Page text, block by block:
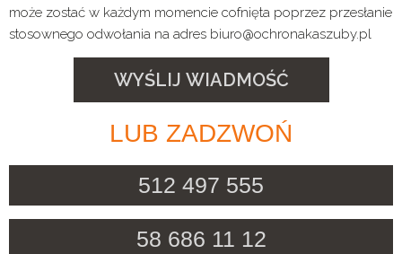
może zostać w każdym momencie cofnięta poprzez przesłanie
stosownego odwołania na adres biuro@ochronakaszuby.pl
WYŚLIJ WIADMOŚĆ
LUB ZADZWOŃ
512 497 555
58 686 11 12